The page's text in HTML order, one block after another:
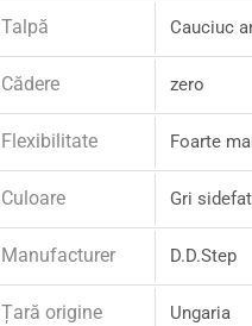
Talpă Cauciuc
Cădere zero
Flexibilitate Foarte
Culoare Gri sidefat
Manufacturer D.D.Step
Țară origine Ungaria